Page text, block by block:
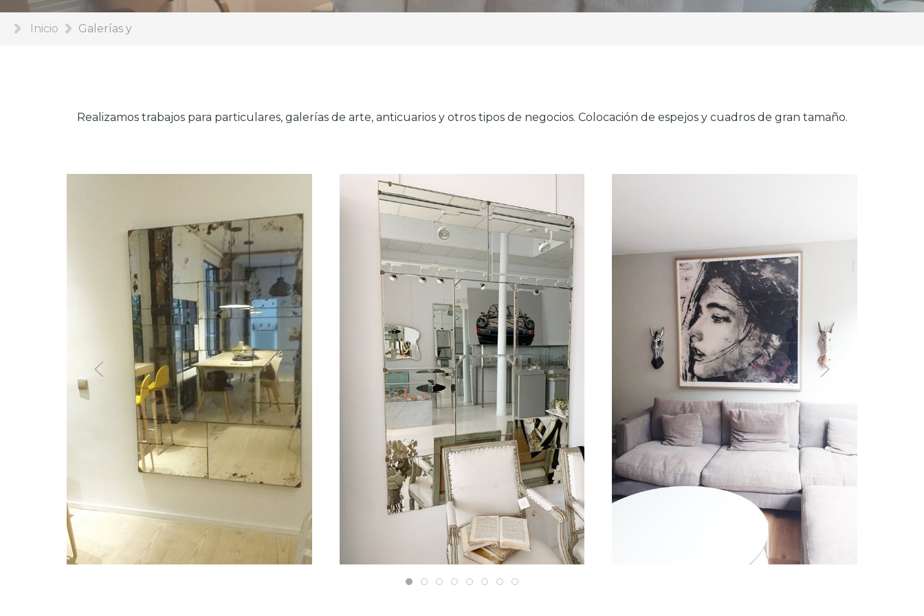
Inicio Galerías y
Realizamos trabajos para particulares, galerías de arte, anticuarios y otros tipos de negocios. Colocación de espejos y cuadros de gran tamaño.